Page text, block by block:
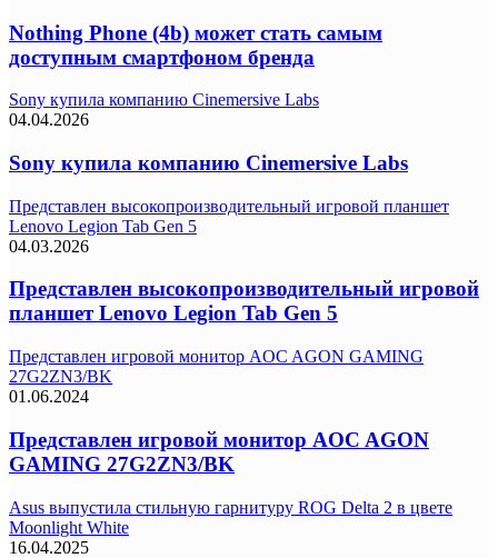
Nothing Phone (4b) может стать самым
доступным смартфоном бренда
Sony купила компанию Cinemersive Labs
04.04.2026
Sony купила компанию Cinemersive Labs
Представлен высокопроизводительный игровой планшет
Lenovo Legion Tab Gen 5
04.03.2026
Представлен высокопроизводительный игровой
планшет Lenovo Legion Tab Gen 5
Представлен игровой монитор AOC AGON GAMING
27G2ZN3/BK
01.06.2024
Представлен игровой монитор AOC AGON
GAMING 27G2ZN3/BK
Asus выпустила стильную гарнитуру ROG Delta 2 в цвете
Moonlight White
16.04.2025